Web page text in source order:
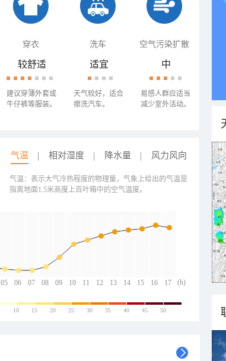
穿衣 洗车 空气污染扩散
较舒适
建议穿薄外套或
牛仔裤等服装。
适宜
天气较好，适合
擦洗汽车。
中
易感人群应适当
减少室外活动。
气温 相对湿度 降水量 风力风向
05 06 07 08 09 10 11 12 13 14 15 16 17
(h)
气温：表示大气冷热程度的物理量，气象上给出的气温是
指离地面1.5米高度上百叶箱中的空气温度。
10 15 20 25 30 35 40 45 50